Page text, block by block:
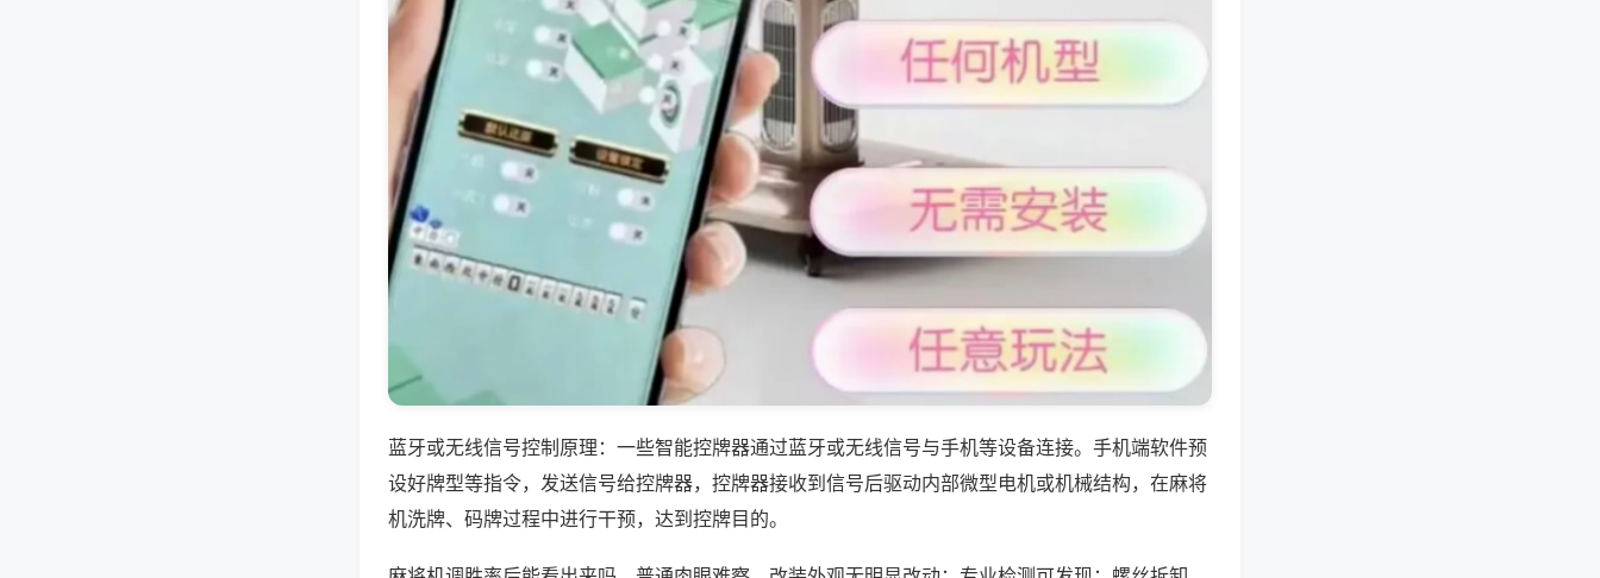
蓝牙或无线信号控制原理：一些智能控牌器通过蓝牙或无线信号与手机等设备连接。手机端软件预
设好牌型等指令，发送信号给控牌器，控牌器接收到信号后驱动内部微型电机或机械结构，在麻将
机洗牌、码牌过程中进行干预，达到控牌目的。